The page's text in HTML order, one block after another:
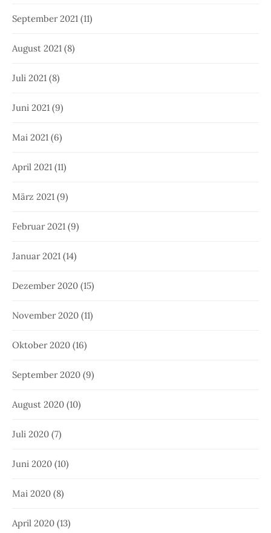
September 2021 (11)
August 2021 (8)
Juli 2021 (8)
Juni 2021 (9)
Mai 2021 (6)
April 2021 (11)
März 2021 (9)
Februar 2021 (9)
Januar 2021 (14)
Dezember 2020 (15)
November 2020 (11)
Oktober 2020 (16)
September 2020 (9)
August 2020 (10)
Juli 2020 (7)
Juni 2020 (10)
Mai 2020 (8)
April 2020 (13)